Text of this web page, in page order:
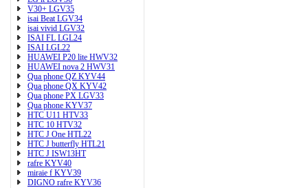
V30+ LGV35
isai Beat LGV34
isai vivid LGV32
ISAI FL LGL24
ISAI LGL22
HUAWEI P20 lite HWV32
HUAWEI nova 2 HWV31
Qua phone QZ KYV44
Qua phone QX KYV42
Qua phone PX LGV33
Qua phone KYV37
HTC U11 HTV33
HTC 10 HTV32
HTC J One HTL22
HTC J butterfly HTL21
HTC J ISW13HT
rafre KYV40
miraie f KYV39
DIGNO rafre KYV36